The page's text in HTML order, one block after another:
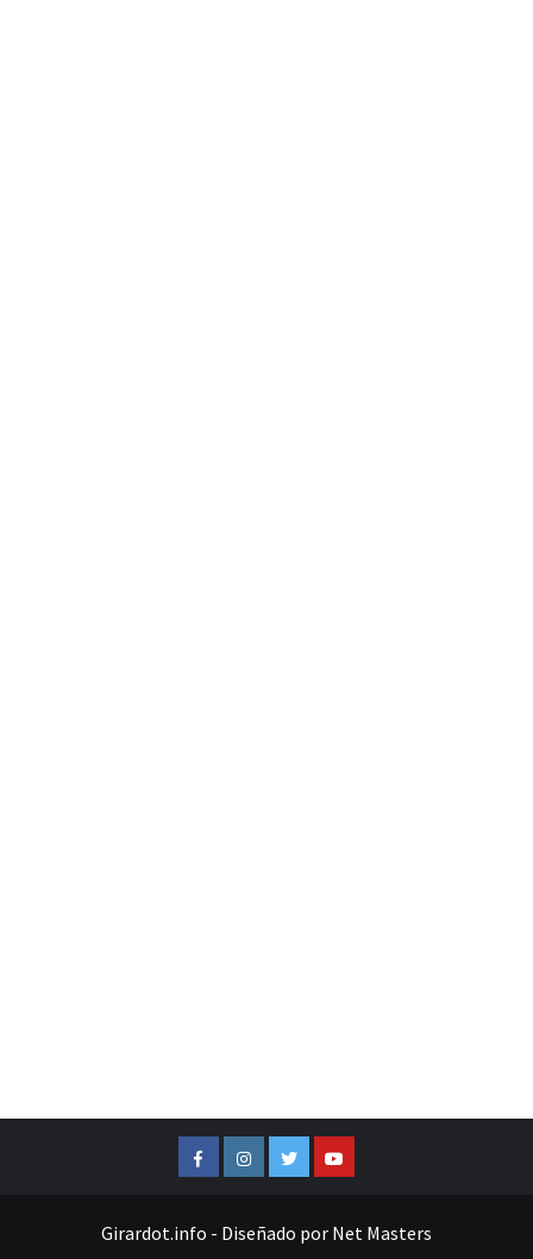
FacebookInstagramTwitterYoutube
Girardot.info - Diseñado por Net Masters